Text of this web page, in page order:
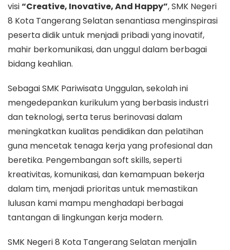
visi“Creative, Inovative, And Happy”, SMK Negeri
8 Kota Tangerang Selatan senantiasa menginspirasi
peserta didik untuk menjadi pribadi yang inovatif,
mahir berkomunikasi, dan unggul dalam berbagai
bidang keahlian.
Sebagai SMK Pariwisata Unggulan, sekolah ini
mengedepankan kurikulum yang berbasis industri
dan teknologi, serta terus berinovasi dalam
meningkatkan kualitas pendidikan dan pelatihan
guna mencetak tenaga kerja yang profesional dan
beretika. Pengembangan soft skills, seperti
kreativitas, komunikasi, dan kemampuan bekerja
dalam tim, menjadi prioritas untuk memastikan
lulusan kami mampu menghadapi berbagai
tantangan di lingkungan kerja modern.
SMK Negeri 8 Kota Tangerang Selatan menjalin